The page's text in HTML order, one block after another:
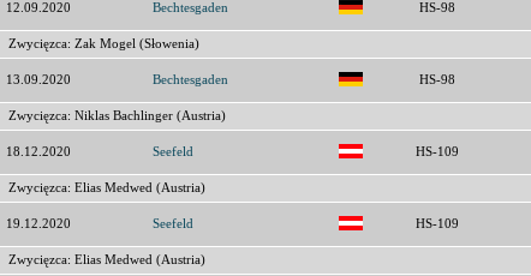
12.09.2020 Bechtesgaden HS-98
Zwycięzca: Zak Mogel (Słowenia)
13.09.2020 Bechtesgaden HS-98
Zwycięzca: Niklas Bachlinger (Austria)
18.12.2020 Seefeld HS-109
Zwycięzca: Elias Medwed (Austria)
19.12.2020 Seefeld HS-109
Zwycięzca: Elias Medwed (Austria)